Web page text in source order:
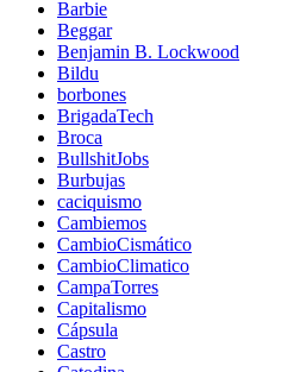
Barbie
Beggar
Benjamin B. Lockwood
Bildu
borbones
BrigadaTech
Broca
BullshitJobs
Burbujas
caciquismo
Cambiemos
CambioCismático
CambioClimatico
CampaTorres
Capitalismo
Cápsula
Castro